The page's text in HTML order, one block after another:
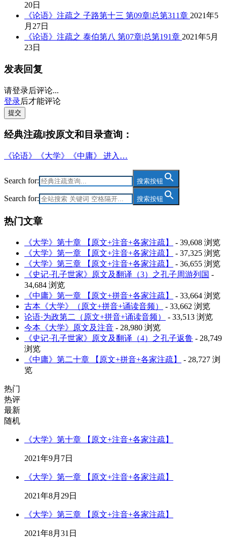
20日
《论语》注疏之 子路第十三 第09章|总第311章 2021年5
月27日
《论语》注疏之 泰伯第八 第07章|总第191章 2021年5月
23日
发表回复
请登录后评论...
登录后才能评论
提交
经典注疏‖按原文和目录查询：
《论语》《大学》《中庸》 进入…
Search for: 搜索按钮
Search for: 搜索按钮
热门文章
《大学》第十章 【原文+注音+各家注疏】
- 39,608 浏览
《大学》第一章 【原文+注音+各家注疏】
- 37,325 浏览
《大学》第三章 【原文+注音+各家注疏】
- 36,655 浏览
《史记·孔子世家》原文及翻译（3）之孔子周游列国 -
34,684 浏览
《中庸》第一章 【原文+拼音+各家注疏】
- 33,664 浏览
古本《大学》（原文+拼音+诵读音频）
- 33,662 浏览
论语·为政第二（原文+拼音+诵读音频）
- 33,513 浏览
今本《大学》原文及注音 - 28,980 浏览
《史记·孔子世家》原文及翻译（4）之孔子返鲁 - 28,749
浏览
《中庸》第二十章 【原文+拼音+各家注疏】
- 28,727 浏
览
热门
热评
最新
随机
《大学》第十章 【原文+注音+各家注疏】
2021年9月7日
《大学》第一章 【原文+注音+各家注疏】
2021年8月29日
《大学》第三章 【原文+注音+各家注疏】
2021年8月31日